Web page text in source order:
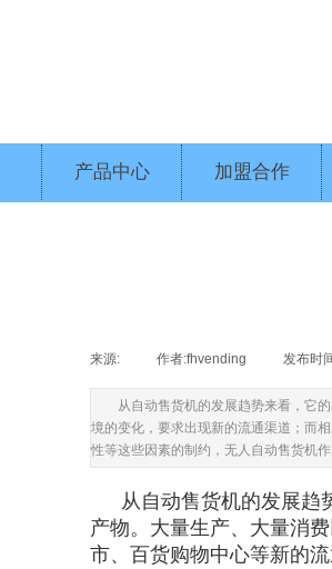
产品中心 加盟合作
来源: 作者:fhvending 发布时
从自动售货机的发展趋势来看，它
境的变化，要求出现新的流通渠道；而
性等这些因素的制约，无人自动售货机
从自动售货机的发展趋
产物。大量生产、大量消
市、百货购物中心等新的